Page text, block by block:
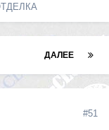
ДАЛЕЕ
#51